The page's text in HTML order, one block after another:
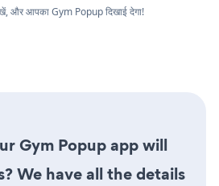
और आपका Gym Popup दिखाई देगा!
Gym Popup app will
We have all the details